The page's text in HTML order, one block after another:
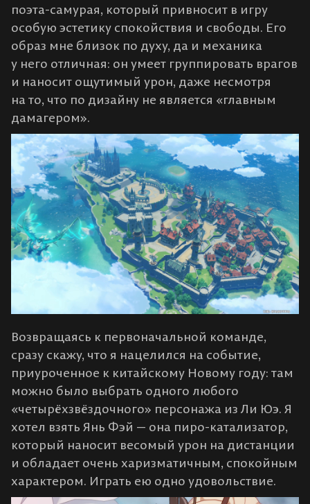
поэта-самурая, который привносит в игру
особую эстетику спокойствия и свободы. Его
образ мне близок по духу, да и механика
у него отличная: он умеет группировать врагов
и наносит ощутимый урон, даже несмотря
на то, что по дизайну не является «главным
дамагером».
Возвращаясь к первоначальной команде,
сразу скажу, что я нацелился на событие,
приуроченное к китайскому Новому году: там
можно было выбрать одного любого
«четырёхзвёздочного» персонажа из Ли Юэ. Я
хотел взять Янь Фэй — она пиро-катализатор,
который наносит весомый урон на дистанции
и обладает очень харизматичным, спокойным
характером. Играть ею одно удовольствие.